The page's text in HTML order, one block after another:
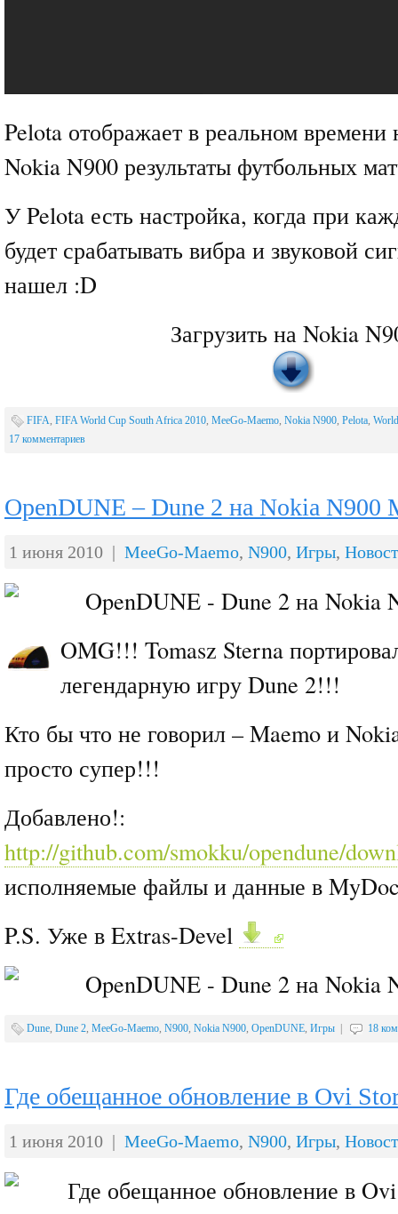
Pelota отображает в реальном времени
Nokia N900 результаты футбольных
У Pelota есть настройка, когда при
будет срабатывать вибра и звуковой
нашел :D
Загрузить на Nokia
FIFA, FIFA World Cup South Africa 2010, MeeGo-Maemo, Nokia N900, Pelota,
17 комментариев
OpenDUNE – Dune 2 на Nokia N900
1 июня 2010 | MeeGo-Maemo, N900, Игры,
OMG!!! Tomasz Sterna
легендарную игру Dune 2!!!
Кто бы что не говорил – Maemo и
просто супер!!!
Добавлено!:
http://github.com/smokku/opendune/
исполняемые файлы и данные в
P.S. Уже в Extras-Devel
Dune, Dune 2, MeeGo-Maemo, N900, Nokia N900, OpenDUNE, Игры 18
Где обещанное обновление в Ovi
1 июня 2010 | MeeGo-Maemo, N900, Игры,